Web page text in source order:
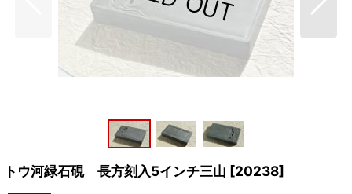
トウ河緑石硯 長方刻入5インチ三山 [20238]